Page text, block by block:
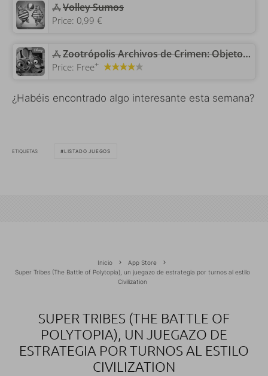
‎Volley Sumos
Price: 0,99 €
Zootrópolis Archivos de Crimen: Objetos ocultos
Price: Free+
¿Habéis encontrado algo interesante esta semana?
ETIQUETAS LISTADO JUEGOS
Inicio
App Store
Super Tribes (The Battle of Polytopia), un juegazo de estrategia por turnos al estilo
Civilization
SUPER TRIBES (THE BATTLE OF
POLYTOPIA), UN JUEGAZO DE
ESTRATEGIA POR TURNOS AL ESTILO
CIVILIZATION